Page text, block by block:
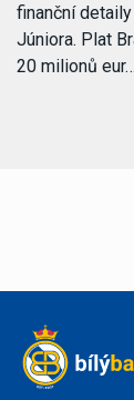
finanční
Júniora. Plat
20 milionů eur…